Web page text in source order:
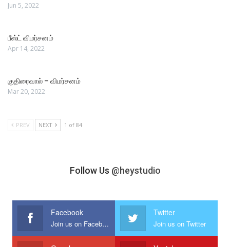
Jun 5, 2022
பீஸ்ட் விமர்சனம்
Apr 14, 2022
குதிரைவால் – விமர்சனம்
Mar 20, 2022
PREV NEXT 1 of 84
Follow Us @heystudio
Facebook
Join us on Facebook
Twitter
Join us on Twitter